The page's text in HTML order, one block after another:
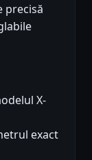
precisă
X-
exact